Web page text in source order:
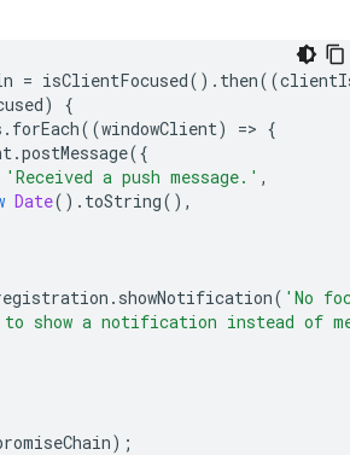
= isClientFocused(). then((
)
{
. forEach((windowClient) => {
.postMessage({
'Received a push message.' ,
Date(). toString(),
. showNotification( 'No
to show a notification instead of
);